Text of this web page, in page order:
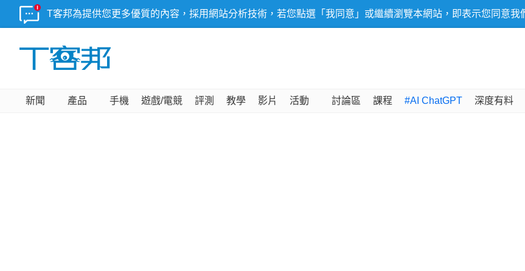
T客邦為提供您更多優質的內容，採用網站分析技術，若您點選「我同意」或繼續瀏覽本網站，即表示您同意我
新聞 產品 手機 遊戲/電競 評測 教學 影片 活動 討論區 課程 #AI ChatGPT 深度有料